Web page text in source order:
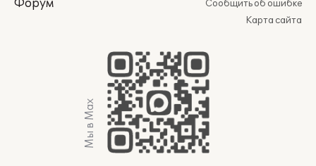
Форум
Сообщить об ошибке
Карта сайта
Мы в Max